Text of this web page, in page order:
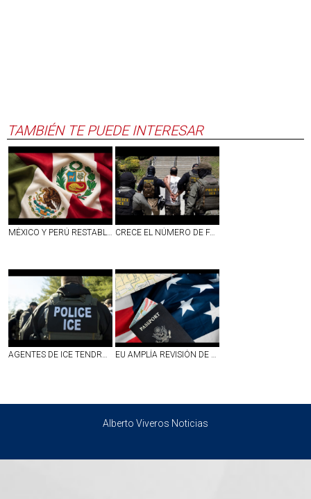
TAMBIÉN TE PUEDE INTERESAR
MÉXICO Y PERÚ RESTABLECEN RELACIONES DIPLOMÁTICAS CRECE EL NÚMERO DE FAMILIAS SEPARADAS POR ICE; 17 MIL DETENIDOS SON PADRES DE NIÑOS ESTADOUNIDENSES
AGENTES DE ICE TENDRÁN CÁMARAS CORPORALES PARA FINALES DE SEPTIEMBRE; PUBLICARÁN VIDEOS SOLO SI RESPONDEN A `INTERESES´ DE LA AGENCIA EU AMPLÍA REVISIÓN DE REDES SOCIALES PARA VISAS; INCLUYE A CIERTOS MEXICANOS Y PERIODISTAS EXTRANJEROS
Alberto Viveros Noticias